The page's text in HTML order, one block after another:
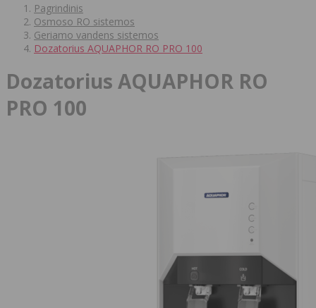
Pagrindinis
Osmoso RO sistemos
Geriamo vandens sistemos
Dozatorius AQUAPHOR RO PRO 100
Dozatorius AQUAPHOR RO
PRO 100